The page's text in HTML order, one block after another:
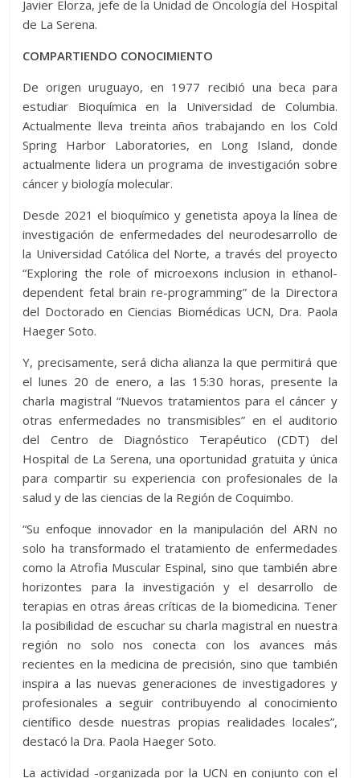
Javier Elorza, jefe de la Unidad de Oncología del Hospital
de La Serena.
COMPARTIENDO CONOCIMIENTO
De origen uruguayo, en 1977 recibió una beca para
estudiar Bioquímica en la Universidad de Columbia.
Actualmente lleva treinta años trabajando en los Cold
Spring Harbor Laboratories, en Long Island, donde
actualmente lidera un programa de investigación sobre
cáncer y biología molecular.
Desde 2021 el bioquímico y genetista apoya la línea de
investigación de enfermedades del neurodesarrollo de
la Universidad Católica del Norte, a través del proyecto
“Exploring the role of microexons inclusion in ethanol-
dependent fetal brain re-programming” de la Directora
del Doctorado en Ciencias Biomédicas UCN, Dra. Paola
Haeger Soto.
Y, precisamente, será dicha alianza la que permitirá que
el lunes 20 de enero, a las 15:30 horas, presente la
charla magistral “Nuevos tratamientos para el cáncer y
otras enfermedades no transmisibles” en el auditorio
del Centro de Diagnóstico Terapéutico (CDT) del
Hospital de La Serena, una oportunidad gratuita y única
para compartir su experiencia con profesionales de la
salud y de las ciencias de la Región de Coquimbo.
“Su enfoque innovador en la manipulación del ARN no
solo ha transformado el tratamiento de enfermedades
como la Atrofia Muscular Espinal, sino que también abre
horizontes para la investigación y el desarrollo de
terapias en otras áreas críticas de la biomedicina. Tener
la posibilidad de escuchar su charla magistral en nuestra
región no solo nos conecta con los avances más
recientes en la medicina de precisión, sino que también
inspira a las nuevas generaciones de investigadores y
profesionales a seguir contribuyendo al conocimiento
científico desde nuestras propias realidades locales”,
destacó la Dra. Paola Haeger Soto.
La actividad -organizada por la UCN en conjunto con el